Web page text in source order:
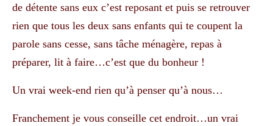
de détente sans eux c’est reposant et puis se retrouver
rien que tous les deux sans enfants qui te coupent la
parole sans cesse, sans tâche ménagère, repas à
préparer, lit à faire…c’est que du bonheur !
Un vrai week-end rien qu’à penser qu’à nous…
Franchement je vous conseille cet endroit…un vrai